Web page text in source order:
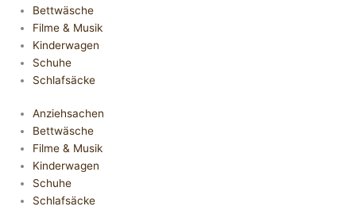
Bettwäsche
Filme & Musik
Kinderwagen
Schuhe
Schlafsäcke
Anziehsachen
Bettwäsche
Filme & Musik
Kinderwagen
Schuhe
Schlafsäcke